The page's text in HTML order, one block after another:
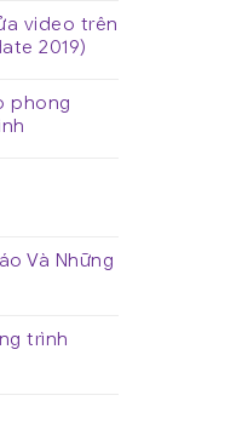
video trên
2019)
phong
Và Những
trình